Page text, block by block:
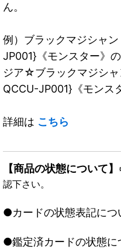
ん。
例）ブラックマジシャ
JP001}《モンスター》
ジア☆ブラックマジシ
QCCU-JP001}《モンス
詳細は こちら
【商品の状態について】
認下さい。
●カードの状態表記につ
●鑑定済カードの状態に